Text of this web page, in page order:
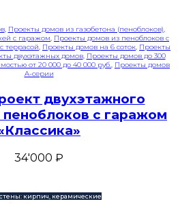
, Проекты домов из газобетона (пеноблоков),
с гаражом, Проекты домов из пеноблоков с
террасой, Проекты домов на 6 соток, Проекты
двухэтажных домов, Проекты домов до 300
от 20 000 до 40 000 руб., Проекты домов
A-серии
двухэтажного
пеноблоков с гаражом
34'000 ₽
стены: кирпич, керамические